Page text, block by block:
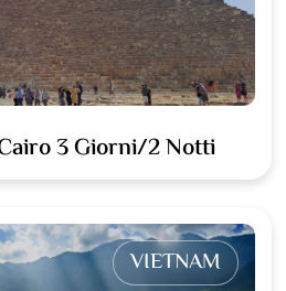
3 Giorni/2 Notti
VIETNAM